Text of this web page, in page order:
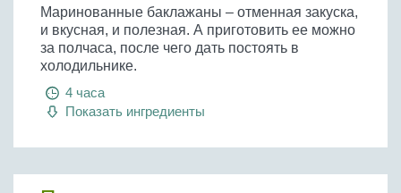
Маринованные баклажаны – отменная закуска,
и вкусная, и полезная. А приготовить ее можно
за полчаса, после чего дать постоять в
холодильнике.
4 часа
Показать ингредиенты